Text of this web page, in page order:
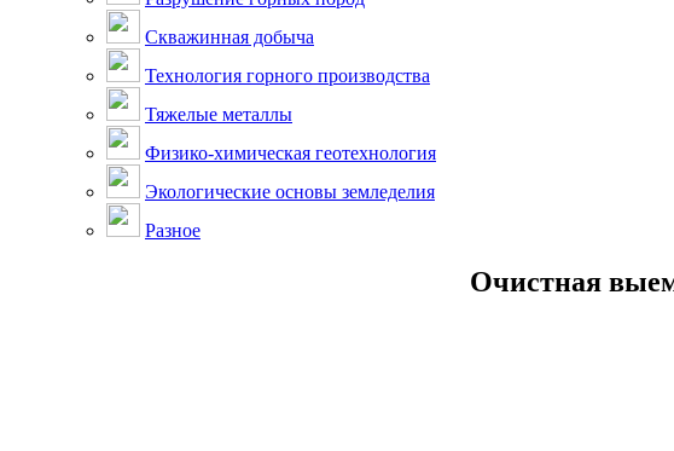
Скважинная добыча
Технология горного производства
Тяжелые металлы
Физико-химическая геотехнология
Экологические основы земледелия
Разное
Очистная